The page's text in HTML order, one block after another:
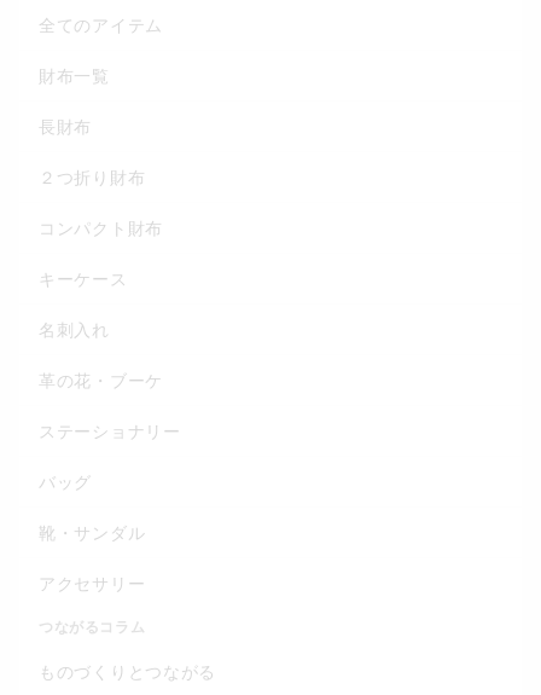
全てのアイテム
財布一覧
長財布
２つ折り財布
コンパクト財布
キーケース
名刺入れ
革の花・ブーケ
ステーショナリー
バッグ
靴・サンダル
アクセサリー
つながるコラム
ものづくりとつながる